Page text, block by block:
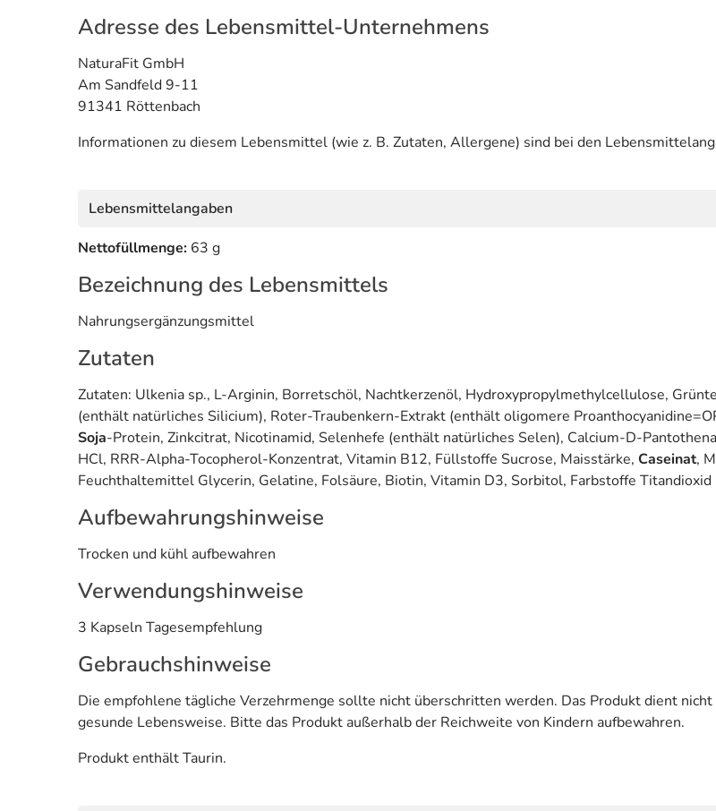
Adresse des Lebensmittel-Unternehmens
NaturaFit GmbH
Am Sandfeld 9-11
91341 Röttenbach
Informationen zu diesem Lebensmittel (wie z. B. Zutaten, Allergene) sind bei den
Lebensmittelangaben
Nettofüllmenge: 63 g
Bezeichnung des Lebensmittels
Nahrungsergänzungsmittel
Zutaten
Zutaten: Ulkenia sp., L-Arginin, Borretschöl, Nachtkerzenöl, Hydroxypropylmethylcellulose,
(enthält natürliches Silicium), Roter-Traubenkern-Extrakt (enthält oligomere
Soja-Protein, Zinkcitrat, Nicotinamid, Selenhefe (enthält natürliches Selen), Calcium-D-
HCl, RRR-Alpha-Tocopherol-Konzentrat, Vitamin B12, Füllstoffe Sucrose, Maisstärke, Caseinat,
Feuchthaltemittel Glycerin, Gelatine, Folsäure, Biotin, Vitamin D3, Sorbitol, Farbstoffe Titandioxid
Aufbewahrungshinweise
Trocken und kühl aufbewahren
Verwendungshinweise
3 Kapseln Tagesempfehlung
Gebrauchshinweise
Die empfohlene tägliche Verzehrmenge sollte nicht überschritten werden. Das Produkt dient
gesunde Lebensweise. Bitte das Produkt außerhalb der Reichweite von Kindern aufbewahren.
Produkt enthält Taurin.